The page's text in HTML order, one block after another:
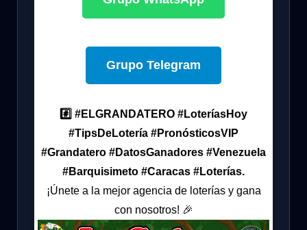
Grupo Telegram
#️⃣ #ELGRANDATERO #LoteríasHoy
#TipsDeLotería #PronósticosVIP
#Grandatero #DatosGanadores #Venezuela
#Barquisimeto #Caracas #Loterías.
¡Únete a la mejor agencia de loterías y gana
con nosotros! 🎉